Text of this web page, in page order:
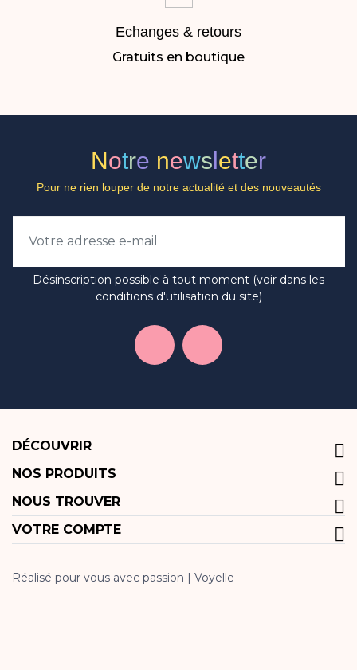
Echanges & retours
Gratuits en boutique
Notre news etter
Pour ne rien louper de notre actualité et des nouveautés
Désinscription possible à tout moment (voir dans les
conditions d'utilisation du site)
DÉCOUVRIR
NOS PRODUITS
NOUS TROUVER
VOTRE COMPTE
Réalisé pour vous avec passion | Voyelle